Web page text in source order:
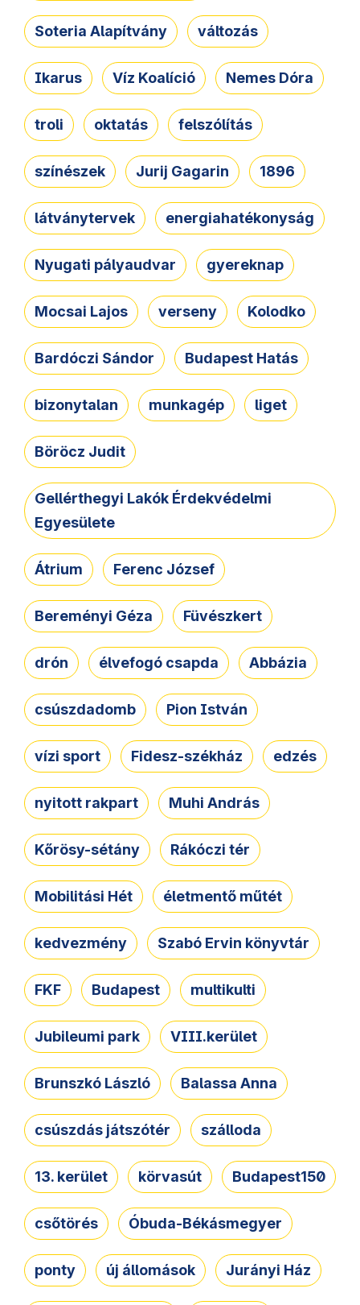
Soteria Alapítvány változás
Ikarus Víz Koalíció Nemes Dóra
troli oktatás felszólítás
színészek Jurij Gagarin 1896
látványtervek energiahatékonyság
Nyugati pályaudvar gyereknap
Mocsai Lajos verseny Kolodko
Bardóczi Sándor Budapest Hatás
bizonytalan munkagép liget
Böröcz Judit
Gellérthegyi Lakók Érdekvédelmi
Egyesülete
Átrium Ferenc József
Bereményi Géza Füvészkert
drón élvefogó csapda Abbázia
csúszdadomb Pion István
vízi sport Fidesz-székház edzés
nyitott rakpart Muhi András
Kőrösy-sétány Rákóczi tér
Mobilitási Hét életmentő műtét
kedvezmény Szabó Ervin könyvtár
FKF Budapest multikulti
Jubileumi park VIII.kerület
Brunszkó László Balassa Anna
csúszdás játszótér szálloda
13. kerület körvasút Budapest150
csőtörés Óbuda-Békásmegyer
ponty új állomások Jurányi Ház